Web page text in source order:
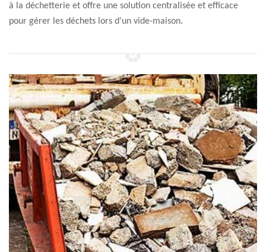
à la déchetterie et offre une solution centralisée et efficace
pour gérer les déchets lors d'un vide-maison.